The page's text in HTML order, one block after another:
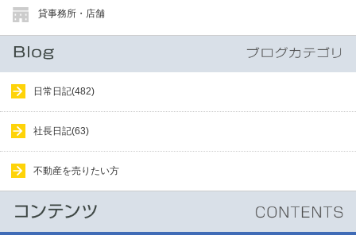
貸事務所・店舗
日常日記(482)
社長日記(63)
不動産を売りたい方